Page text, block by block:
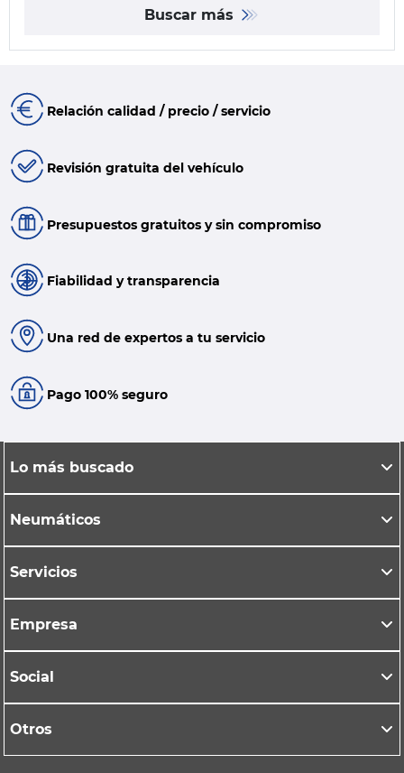
Buscar más
Relación calidad / precio / servicio
Revisión gratuita del vehículo
Presupuestos gratuitos y sin compromiso
Fiabilidad y transparencia
Una red de expertos a tu servicio
Pago 100% seguro
Lo más buscado
Neumáticos
Servicios
Empresa
Social
Otros